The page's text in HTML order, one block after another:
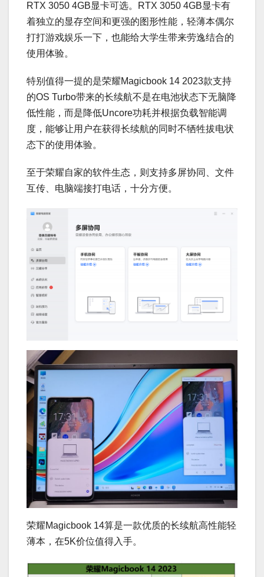
RTX 3050 4GB显卡可选。RTX 3050 4GB显卡有
着独立的显存空间和更强的图形性能，轻薄本偶尔
打打游戏娱乐一下，也能给大学生带来劳逸结合的
使用体验。
特别值得一提的是荣耀Magicbook 14 2023款支持
的OS Turbo带来的长续航不是在电池状态下无脑降
低性能，而是降低Uncore功耗并根据负载智能调
度，能够让用户在获得长续航的同时不牺牲拔电状
态下的使用体验。
至于荣耀自家的软件生态，则支持多屏协同、文件
互传、电脑端接打电话，十分方便。
荣耀Magicbook 14算是一款优质的长续航高性能轻
薄本，在5K价位值得入手。